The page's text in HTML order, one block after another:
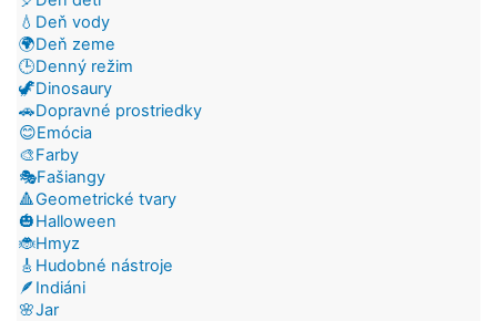
💧Deň vody
🌍Deň zeme
🕒Denný režim
🦖Dinosaury
🚗Dopravné prostriedky
😊Emócia
🎨Farby
🎭Fašiangy
🔺Geometrické tvary
🎃Halloween
🐞Hmyz
🎸Hudobné nástroje
🪶Indiáni
🌸Jar